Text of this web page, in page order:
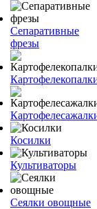
Сепаративные
фрезы
Косилки
Культиваторы
Сеялки овощные